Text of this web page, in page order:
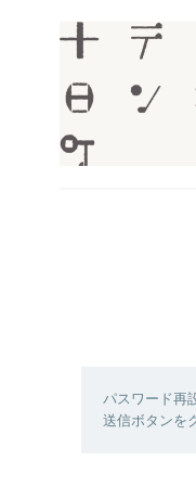
パスワード再
送信ボタンを